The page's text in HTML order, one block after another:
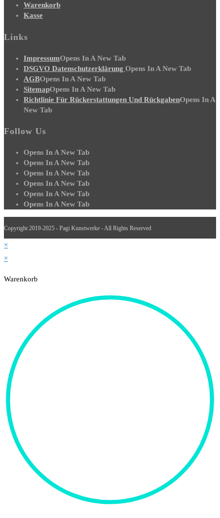
Warenkorb
Kasse
Links
ImpressumOpens In A New Tab
DSGVO Datenschutzerklärung Opens In A New Tab
AGBOpens In A New Tab
SitemapOpens In A New Tab
Richtlinie Für Rückerstattungen Und RückgabenOpens In A
New Tab
Follow Us
Opens In A New Tab
Opens In A New Tab
Opens In A New Tab
Opens In A New Tab
Opens In A New Tab
Opens In A New Tab
Copyright 2019-2025 - Pagi Kunstwerke - All Rights Reserved
×
×
Warenkorb